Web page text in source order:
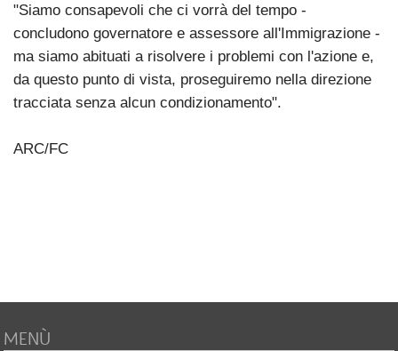
"Siamo consapevoli che ci vorrà del tempo -
concludono governatore e assessore all'Immigrazione -
ma siamo abituati a risolvere i problemi con l'azione e,
da questo punto di vista, proseguiremo nella direzione
tracciata senza alcun condizionamento".
ARC/FC
MENÙ